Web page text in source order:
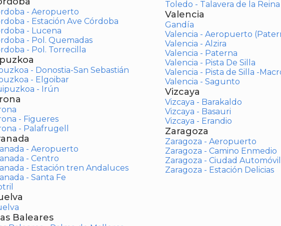
- Aeropuerto
- Estación Ave Córdoba
- Lucena
- Pol. Quemadas
- Pol. Torrecilla
- Donostia-San Sebastián
- Elgoibar
- Irún
- Figueres
- Palafrugell
- Aeropuerto
- Centro
- Estación tren Andaluces
- Santa Fe
Baleares
Toledo - Talavera de la Reina
Valencia
Gandía
Valencia - Aeropuerto
Valencia - Alzira
Valencia - Paterna
Valencia - Pista De Silla
Valencia - Pista de Silla -
Valencia - Sagunto
Vizcaya
Vizcaya - Barakaldo
Vizcaya - Basauri
Vizcaya - Erandio
Zaragoza
Zaragoza - Aeropuerto
Zaragoza - Camino Enmedio
Zaragoza - Ciudad Automóvil
Zaragoza - Estación Delicias